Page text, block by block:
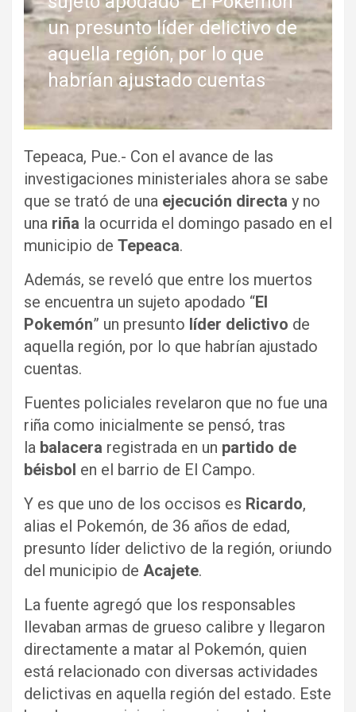
un presunto líder delictivo de
aquella región, por lo que
habrían ajustado cuentas
Tepeaca, Pue.- Con el avance de las
investigaciones ministeriales ahora se sabe
que se trató de una ejecución directa y no
una riña la ocurrida el domingo pasado en el
municipio de Tepeaca.
Además, se reveló que entre los muertos
se encuentra un sujeto apodado “El
Pokemón” un presunto líder delictivo de
aquella región, por lo que habrían ajustado
cuentas.
Fuentes policiales revelaron que no fue una
riña como inicialmente se pensó, tras
la balacera registrada en un partido de
béisbol en el barrio de El Campo.
Y es que uno de los occisos es Ricardo,
alias el Pokemón, de 36 años de edad,
presunto líder delictivo de la región, oriundo
del municipio de Acajete.
La fuente agregó que los responsables
llevaban armas de grueso calibre y llegaron
directamente a matar al Pokemón, quien
está relacionado con diversas actividades
delictivas en aquella región del estado. Este